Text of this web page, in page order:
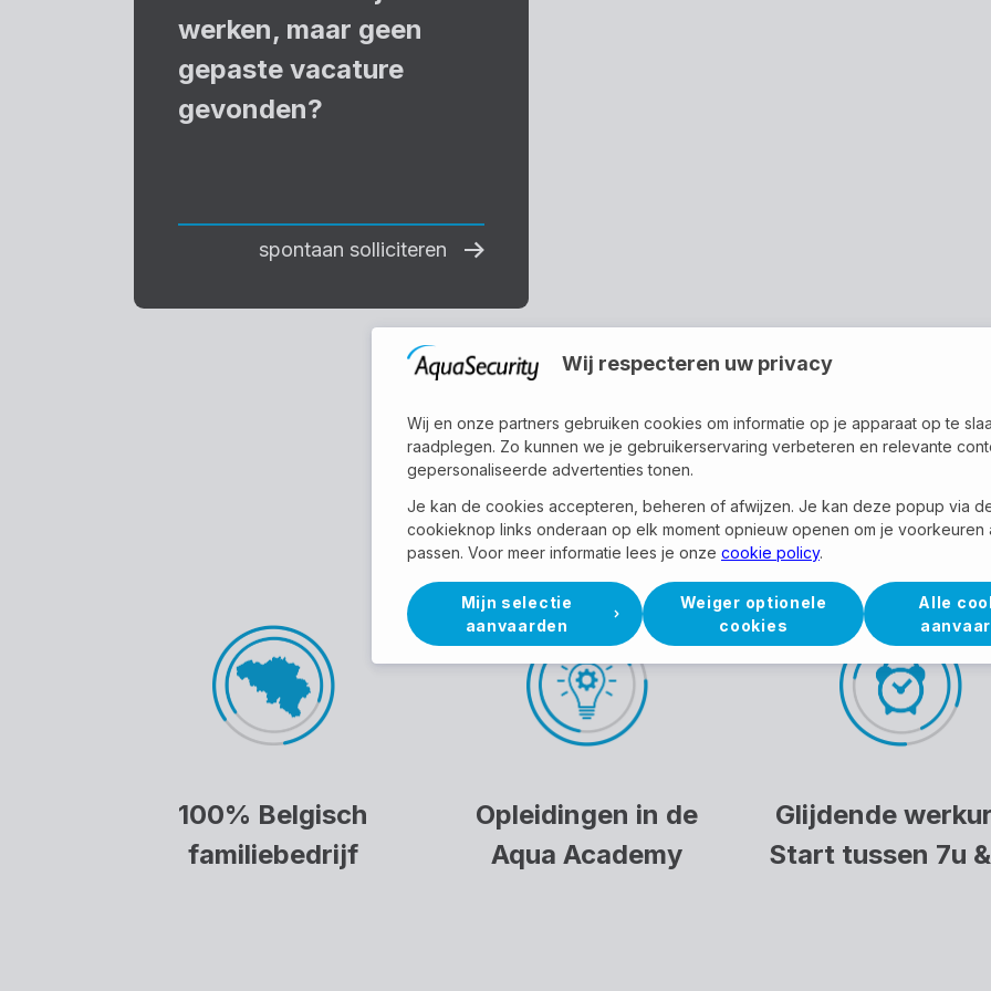
werken, maar geen
gepaste vacature
gevonden?
spontaan solliciteren
AQUA FACTS
100% Belgisch
familiebedrijf
Opleidingen in de
Aqua Academy
Glijdende
Start tussen 7u
Wij respecteren uw privacy
Wij en onze partners gebruiken cookies om informatie op je apparaat op te
raadplegen. Zo kunnen we je gebruikerservaring verbeteren en relevante
gepersonaliseerde advertenties tonen.
Je kan de cookies accepteren, beheren of afwijzen. Je kan deze popup via
cookieknop links onderaan op elk moment opnieuw openen om je voorkeuren
passen. Voor meer informatie lees je onze cookie policy.
Mijn selectie
aanvaarden
Weiger optionele
cookies
Alle